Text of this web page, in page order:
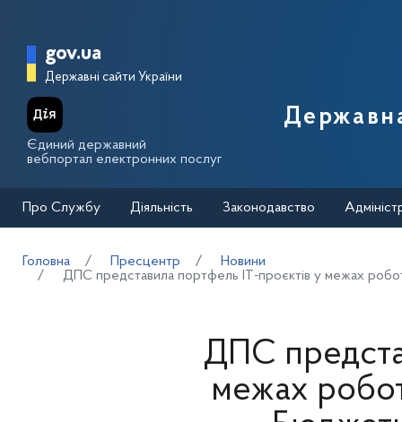
Головна сторінка Державної
gov.ua
Державні сайти України
Єдиний державний
вебпортал електронних послуг
Про Службу Діяльність Законодавство
Головна Пресцентр
Новини
ДПС представила портфель ІТ-проєктів у межах
ДПС
межах